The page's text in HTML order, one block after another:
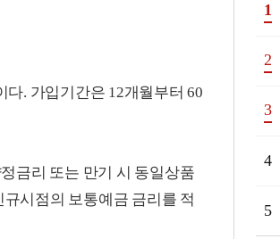
. 가입기간은 12개월부터 60
금리 또는 만기 시 동일상품
시점의 보통예금 금리를 적
1
2
3
4
5